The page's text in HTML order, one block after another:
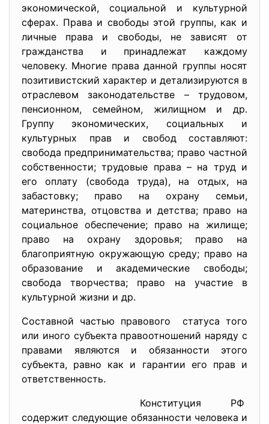
экономической, социальной и культурной
сферах. Права и свободы этой группы, как и
личные права и свободы, не зависят от
гражданства и принадлежат каждому
человеку. Многие права данной группы носят
позитивистский характер и детализируются в
отраслевом законодательстве – трудовом,
пенсионном, семейном, жилищном и др.
Группу экономических, социальных и
культурных прав и свобод составляют:
свобода предпринимательства; право частной
собственности; трудовые права – на труд и
его оплату (свобода труда), на отдых, на
забастовку; право на охрану семьи,
материнства, отцовства и детства; право на
социальное обеспечение; право на жилище;
право на охрану здоровья; право на
благоприятную окружающую среду; право на
образование и академические свободы;
свобода творчества; право на участие в
культурной жизни и др.
Составной частью правового статуса того
или иного субъекта правоотношений наряду с
правами являются и обязанности этого
субъекта, равно как и гарантии его прав и
ответственность.
Конституция РФ
содержит следующие обязанности человека и